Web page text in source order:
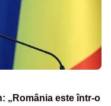
„România este într-o